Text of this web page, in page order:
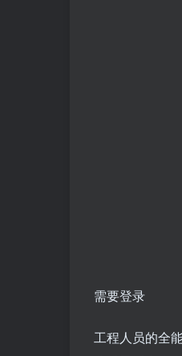
需要登录
工程人员的全